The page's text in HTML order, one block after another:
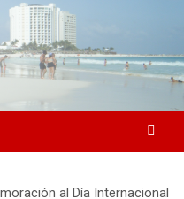
al Día Internacional